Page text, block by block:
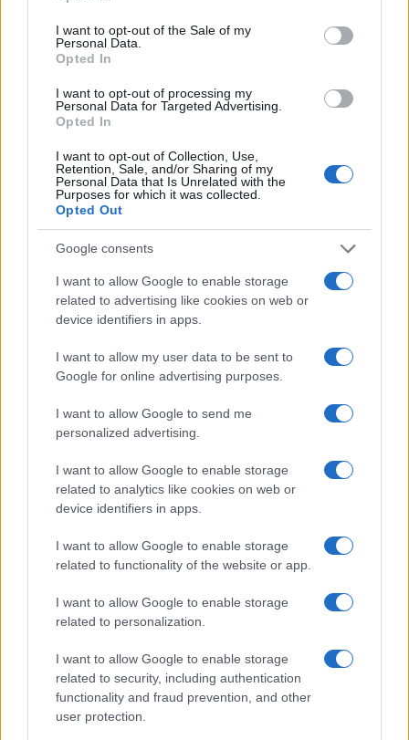
use your data for below specified purposes in below Google
consent section.
I want to opt-out of the Sale of my
Personal Data.
Opted In
I want to opt-out of processing my
Personal Data for Targeted Advertising.
Opted In
I want to opt-out of Collection, Use,
Retention, Sale, and/or Sharing of my
Personal Data that Is Unrelated with the
Purposes for which it was collected.
Opted Out
Google consents
I want to allow Google to enable storage
related to advertising like cookies on web or
device identifiers in apps.
I want to allow my user data to be sent to
Google for online advertising purposes.
I want to allow Google to send me
personalized advertising.
I want to allow Google to enable storage
related to analytics like cookies on web or
device identifiers in apps.
I want to allow Google to enable storage
related to functionality of the website or app.
I want to allow Google to enable storage
related to personalization.
I want to allow Google to enable storage
related to security, including authentication
functionality and fraud prevention, and other
user protection.
Il canadese abbandona il torneo per un infortunio
improvviso
PIÙ LETTI
Guida per tennisti: come mantenere la performance
sui campi in terra rossa
Chi è Thomas Fabbiano: la carriera del tennista
pugliese
finali rinviate e proteste
Sinner conferma la sua presenza al China Open: i
ATP Challenger Tour 2026: i tornei di agosto e i